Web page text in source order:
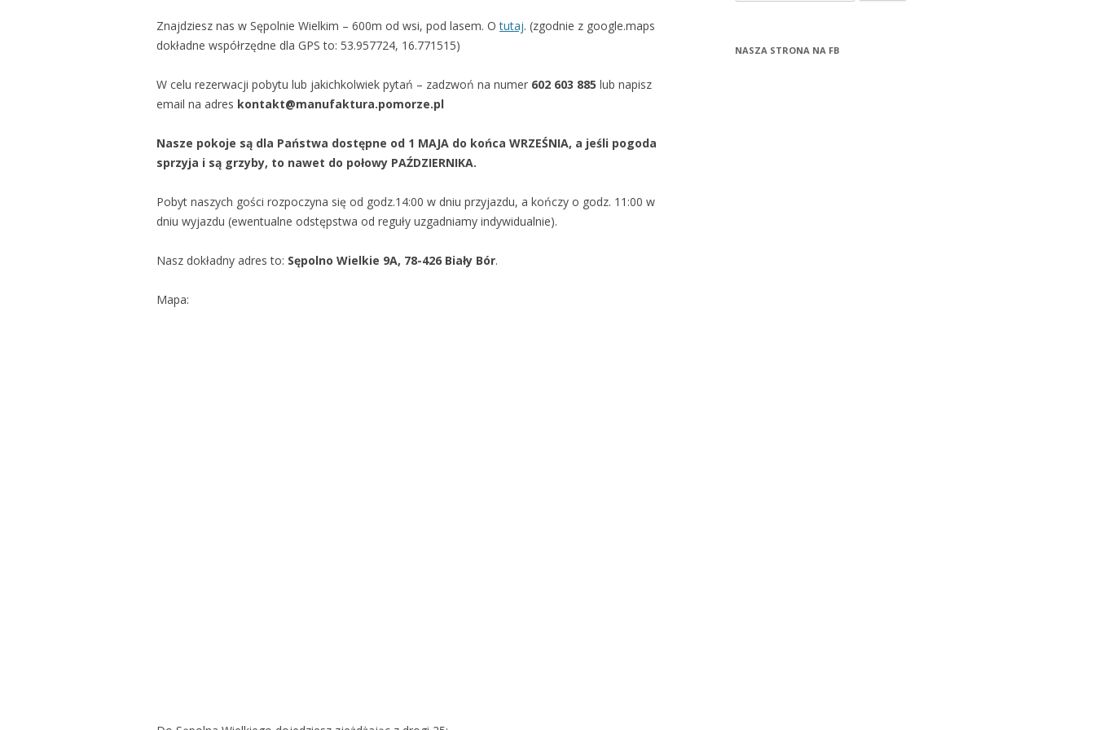
Znajdziesz nas w Sępolnie Wielkim – 600m od wsi, pod lasem. Otutaj. (zgodnie z google.maps
dokładne współrzędne dla GPS to: 53.957724, 16.771515)
W celu rezerwacji pobytu lub jakichkolwiek pytań – zadzwoń na numer 602 603 885 lub napisz
email na adres kontakt@manufaktura.pomorze.pl
Nasze pokoje są dla Państwa dostępne od 1 MAJA do końca WRZEŚNIA, a jeśli pogoda
sprzyja i są grzyby, to nawet do połowy PAŹDZIERNIKA.
Pobyt naszych gości rozpoczyna się od godz.14:00 w dniu przyjazdu, a kończy o godz. 11:00 w
dniu wyjazdu (ewentualne odstępstwa od reguły uzgadniamy indywidualnie).
Nasz dokładny adres to: Sępolno Wielkie 9A, 78-426 Biały Bór.
Mapa:
NASZA STRONA NA FB